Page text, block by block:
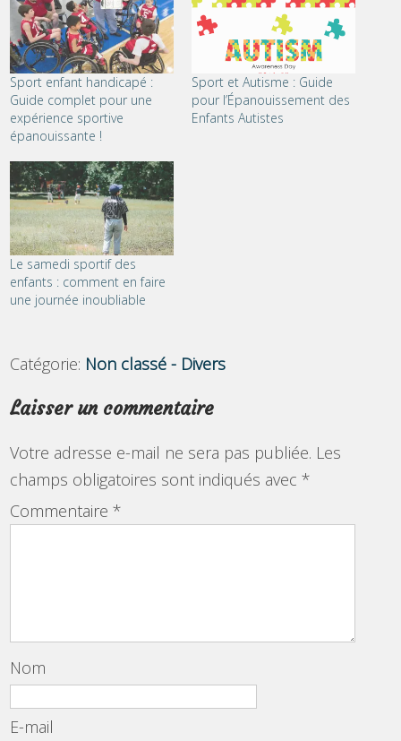
Sport enfant handicapé :
Guide complet pour une
expérience sportive
épanouissante !
Sport et Autisme : Guide
pour l’Épanouissement des
Enfants Autistes
Le samedi sportif des
enfants : comment en faire
une journée inoubliable
Catégorie: Non classé - Divers
Laisser un commentaire
Votre adresse e-mail ne sera pas publiée. Les
champs obligatoires sont indiqués avec*
Commentaire*
Nom
E-mail